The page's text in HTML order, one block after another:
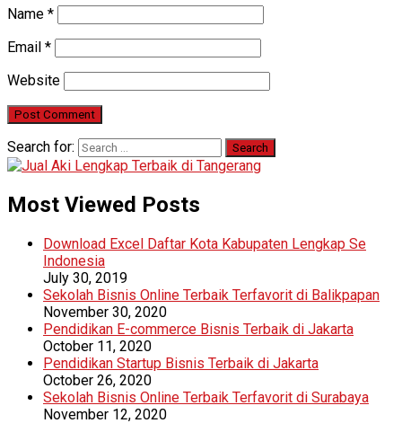
Name *
Email *
Website
Search for:
Most Viewed Posts
Download Excel Daftar Kota Kabupaten Lengkap Se
Indonesia
July 30, 2019
Sekolah Bisnis Online Terbaik Terfavorit di Balikpapan
November 30, 2020
Pendidikan E-commerce Bisnis Terbaik di Jakarta
October 11, 2020
Pendidikan Startup Bisnis Terbaik di Jakarta
October 26, 2020
Sekolah Bisnis Online Terbaik Terfavorit di Surabaya
November 12, 2020